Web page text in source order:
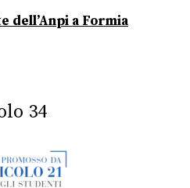
dell’Anpi a Formia
34